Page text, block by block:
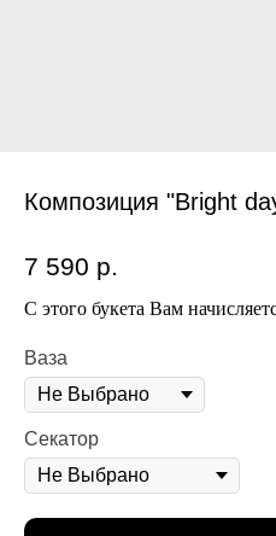
Композиция "Bright
7 590 р.
С этого букета Вам
Ваза
Секатор